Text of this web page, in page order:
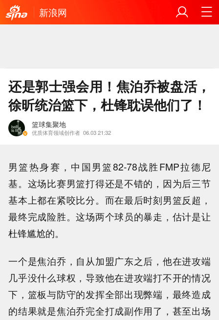
新浪网
还是郭士强会用！焦泊乔被盘活，
徐昕统治篮下，杜锋耽误他们了！
篮球集聚地
优质体育领域创作者 06.03 21:32
男篮热身赛，中国男篮82-78战胜FMP拉德尼
基。这场比赛男篮打得还是不错的，因为后三节
基本上都在紧咬比分。而在最后时刻男篮反超，
最终完成险胜。这场两个球员的暴走，估计是让
杜锋尴尬的。
一个是焦泊乔，自从加盟广东之后，他在进攻端
几乎没什么球权，导致他在进攻端打不开的情况
下，篮板与防守的发挥全部出现弊端，最终造成
的结果就是焦泊乔完全打成副作用了，甚至出场